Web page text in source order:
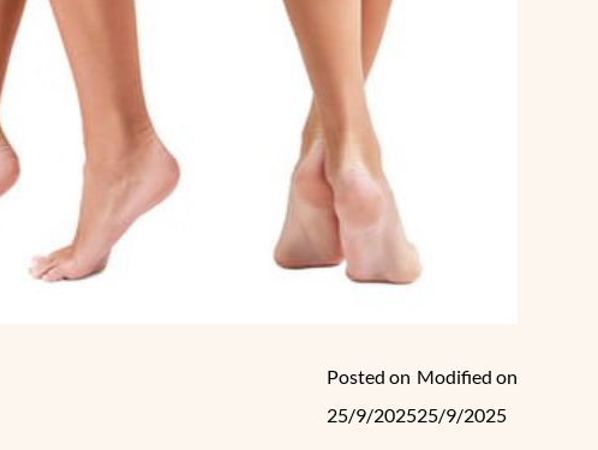
Posted on
25/9/2025
Modified on
25/9/2025